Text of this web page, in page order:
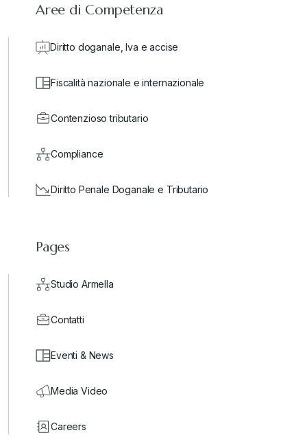
Aree di Competenza
Diritto doganale, Iva e accise
Fiscalità nazionale e internazionale
Contenzioso tributario
Compliance
Diritto Penale Doganale e Tributario
Pages
Studio Armella
Contatti
Eventi & News
Media Video
Careers